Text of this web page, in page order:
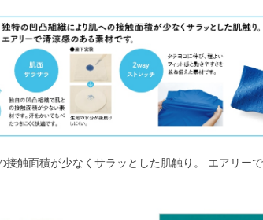
接触面積が少なくサラッとした肌触り。 エアリー